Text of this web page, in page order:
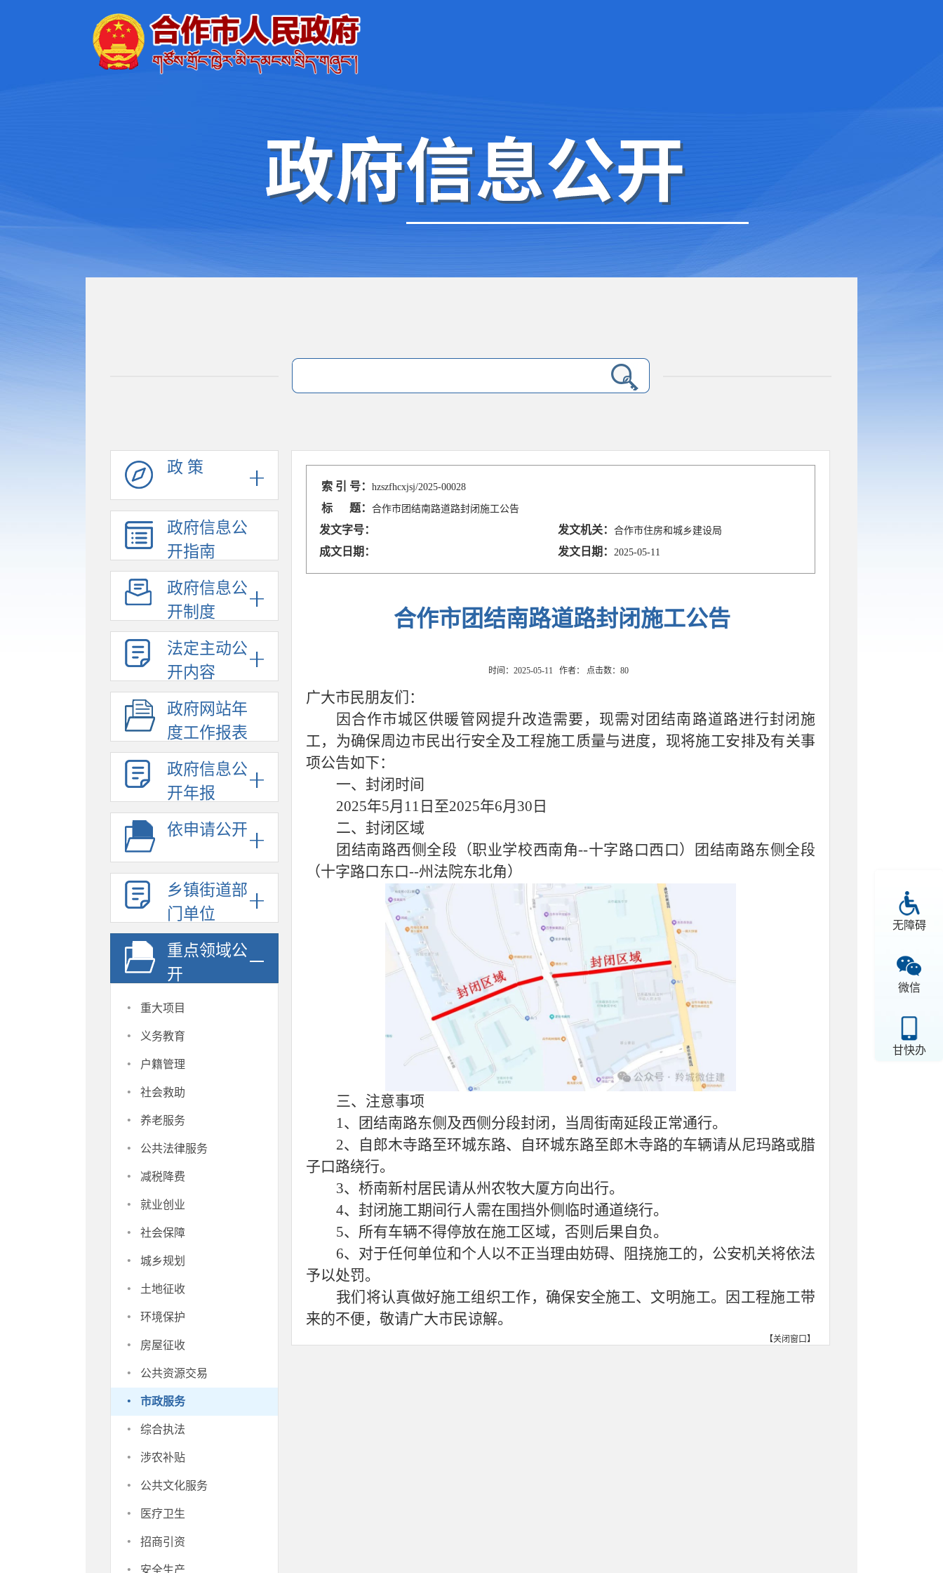
无障碍
微信
甘快办
政 策
政府信息公
开指南
政府信息公
开制度
法定主动公
开内容
政府网站年
度工作报表
政府信息公
开年报
依申请公开
乡镇街道部
门单位
重点领域公
开
· 重大项目
· 义务教育
· 户籍管理
· 社会救助
· 养老服务
· 公共法律服务
· 减税降费
· 就业创业
· 社会保障
· 城乡规划
· 土地征收
· 环境保护
· 房屋征收
· 公共资源交易
· 市政服务
· 综合执法
· 涉农补贴
· 公共文化服务
· 医疗卫生
· 招商引资
安全生产
索 引 号：hzszfhcxjsj/2025-00028
标 题：合作市团结南路道路封闭施工公告
发文字号： 发文机关：合作市住房和城乡建设局
成文日期： 发文日期： 2025-05-11
合作市团结南路道路封闭施工公告
时间：2025-05-11 作者： 点击数： 80
广大市民朋友们：
因合作市城区供暖管网提升改造需要，现需对团结南路道路进行封闭施
工，为确保周边市民出行安全及工程施工质量与进度，现将施工安排及有关事
项公告如下：
一、 封闭时间
2025年5月11日至2025年6月30日
二、 封闭区域
团结南路西侧全段（职业学校西南角--十字路口西口）团结南路东侧全段
（十字路口东口--州法院东北角）
三、 注意事项
1、团结南路东侧及西侧分段封闭，当周街南延段正常通行。
2、自郎木寺路至环城东路、自环城东路至郎木寺路的车辆请从尼玛路或腊
子口路绕行。
3、桥南新村居民请从州农牧大厦方向出行。
4、封闭施工期间行人需在围挡外侧临时通道绕行。
5、所有车辆不得停放在施工区域，否则后果自负。
6、对于任何单位和个人以不正当理由妨碍、阻挠施工的，公安机关将依法
予以处罚。
我们将认真做好施工组织工作，确保安全施工、文明施工。因工程施工带
来的不便，敬请广大市民谅解。
【关闭窗口】